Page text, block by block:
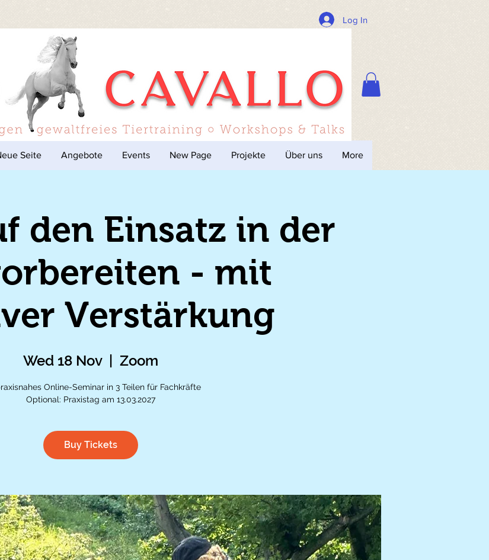
Log In
Seite Angebote Events New Page Projekte Über uns More
den Einsatz in der
- mit
Verstärkung
Wed 18 Nov
  |
Zoom
Online-Seminar in 3 Teilen für Fachkräfte
Optional: Praxistag am 13.03.2027
Buy Tickets